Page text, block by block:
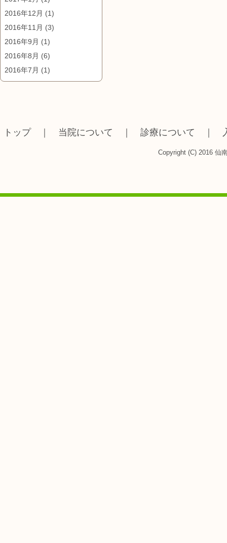
2016年12月 (1)
2016年11月 (3)
2016年9月 (1)
2016年8月 (6)
2016年7月 (1)
トップ｜ 当院について 診療について
Copyright (C) 2016 仙